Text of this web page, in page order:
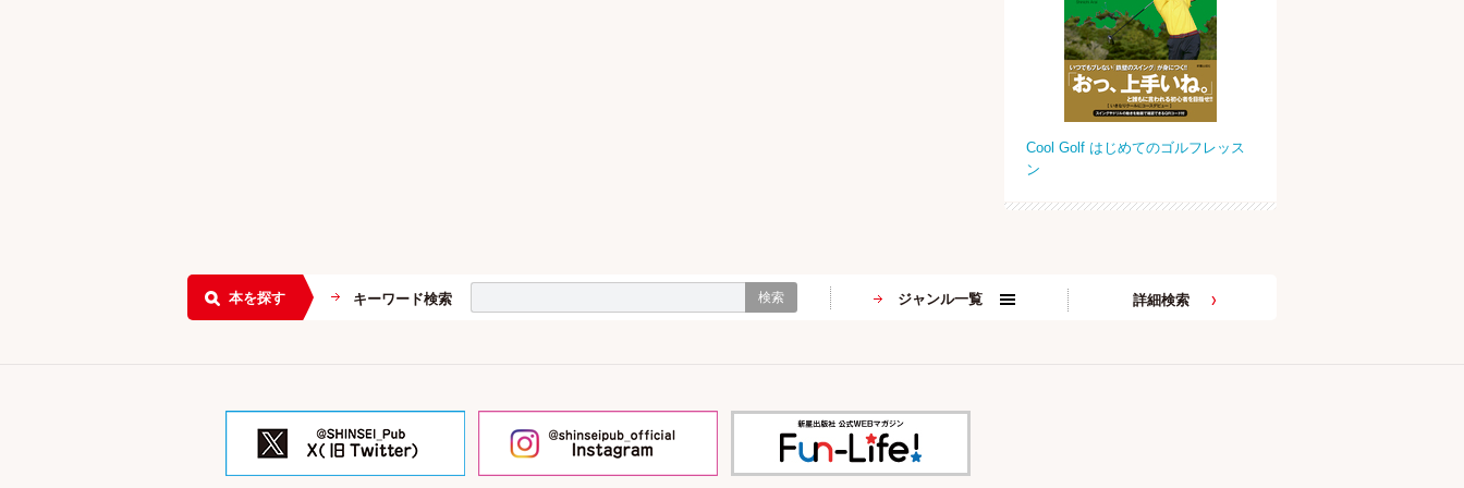
Cool Golf はじめてのゴルフレッス
ン
本を探す キーワード検索 検索 ジャンル一覧 詳細検索